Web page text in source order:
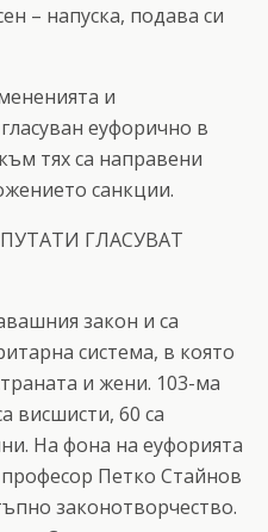
– напуска, подава си
и
еуфорично в
тях са направени
санкции.
ГЛАСУВАТ
закон и са
система, в която
и жени. 103-ма
висшисти, 60 са
На фона на еуфорията
Петко Стайнов
законотворчество.